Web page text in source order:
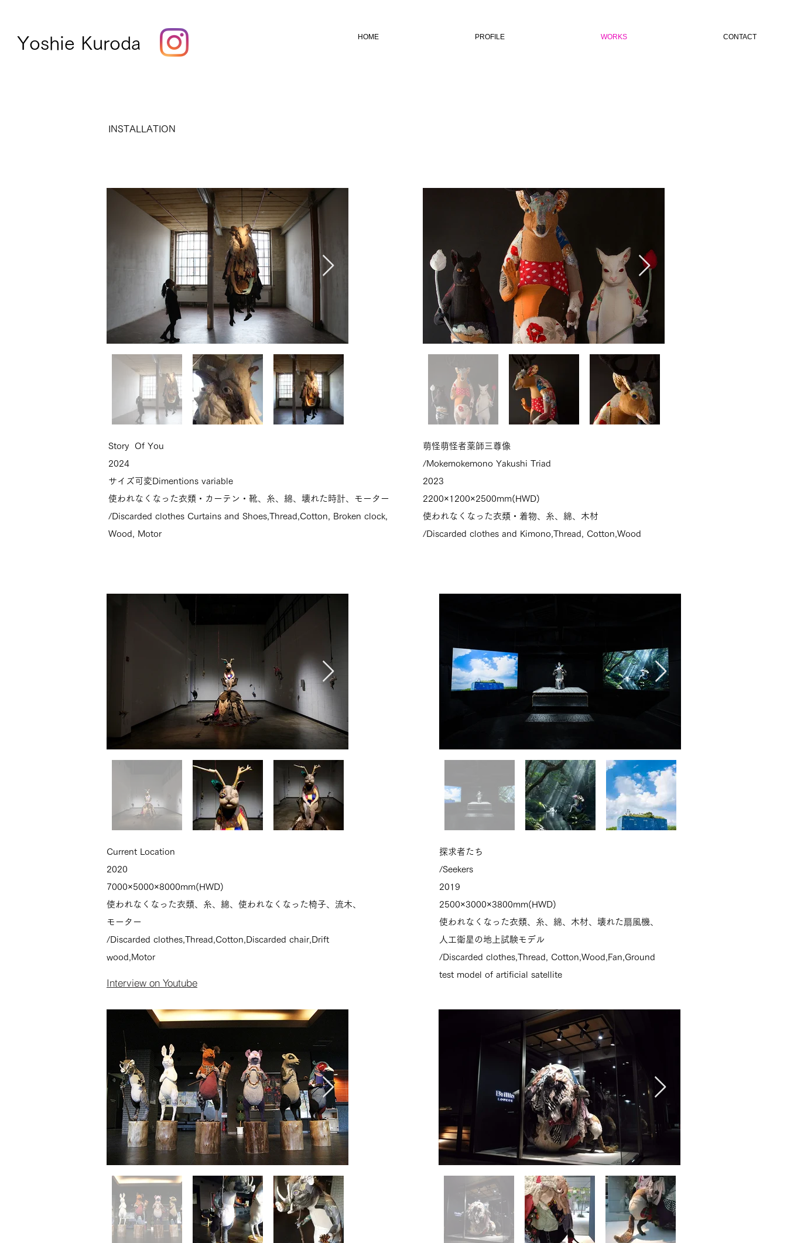
Yoshie Kuroda HOME PROFILE WORKS CONTACT
INSTALLATION
Story Of You
2024
サイズ可変Dimentions variable
使われなくなった衣類・カーテン・靴、糸、綿、壊れた時計、 モーター
/Discarded clothes Curtains and Shoes,Thread,Cotton, Broken clock,
Wood, Motor
萌怪萌怪者薬師三尊像
/Mokemokemono Yakushi Triad
2023
2200×1200×2500mm(HWD)
使われなくなった衣類・着物、糸、綿、 木材
/Discarded clothes and Kimono,Thread, Cotton,Wood
Current Location
2020
7000×5000×8000mm(HWD)
使われなくなった衣類、糸、綿、 使われなくなった椅子、流木、
モーター
/Discarded clothes,Thread,Cotton,Discarded chair,Drift
wood,Motor
Interview on Youtube
探求者たち
/Seekers
2019
2500×3000×3800mm(HWD)
使われなくなった衣類、糸、綿、 木材、壊れた扇風機、
人工衛星の地上試験モデル
/Discarded clothes,Thread, Cotton,Wood,Fan,Ground
test model of artificial satellite